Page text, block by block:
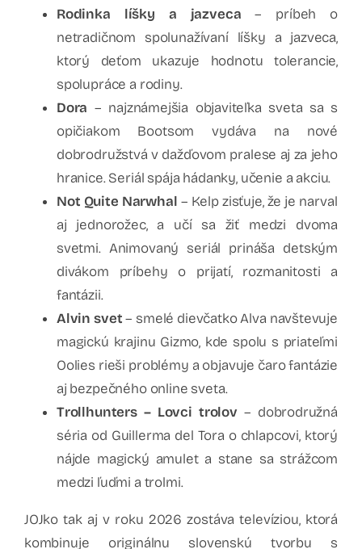
Rodinka líšky a jazveca – príbeh o
netradičnom spolunažívaní líšky a jazveca,
ktorý deťom ukazuje hodnotu tolerancie,
spolupráce a rodiny.
Dora – najznámejšia objaviteľka sveta sa s
opičiakom Bootsom vydáva na nové
dobrodružstvá v dažďovom pralese aj za jeho
hranice. Seriál spája hádanky, učenie a akciu.
Not Quite Narwhal – Kelp zisťuje, že je narval
aj jednorožec, a učí sa žiť medzi dvoma
svetmi. Animovaný seriál prináša detským
divákom príbehy o prijatí, rozmanitosti a
fantázii.
Alvin svet– smelé dievčatko Alva navštevuje
magickú krajinu Gizmo, kde spolu s priateľmi
Oolies rieši problémy a objavuje čaro fantázie
aj bezpečného online sveta.
Trollhunters – Lovci trolov – dobrodružná
séria od Guillerma del Tora o chlapcovi, ktorý
nájde magický amulet a stane sa strážcom
medzi ľuďmi a trolmi.
JOJko tak aj v roku 2026 zostáva televíziou, ktorá
kombinuje originálnu slovenskú tvorbu s